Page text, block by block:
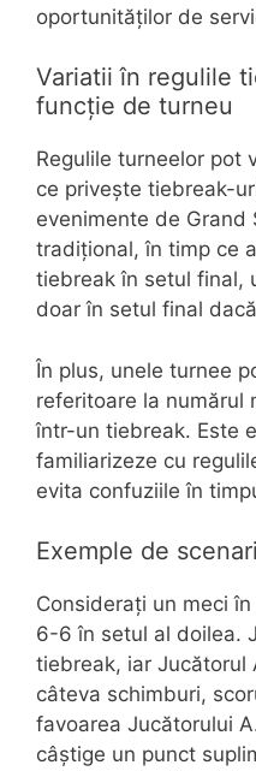
oportunităților de
Variatii în regulile
funcție de turneu
Regulile turneelor pot
ce privește tiebreak-
evenimente de Grand
tradițional, în timp ce
tiebreak în setul final,
doar în setul final
În plus, unele turnee
referitoare la numărul
într-un tiebreak. Este
familiarizeze cu
evita confuziile în
Exemple de
Considerați un meci
6-6 în setul al doilea.
tiebreak, iar Jucătorul
câteva schimburi,
favoarea Jucătorului
câștige un punct